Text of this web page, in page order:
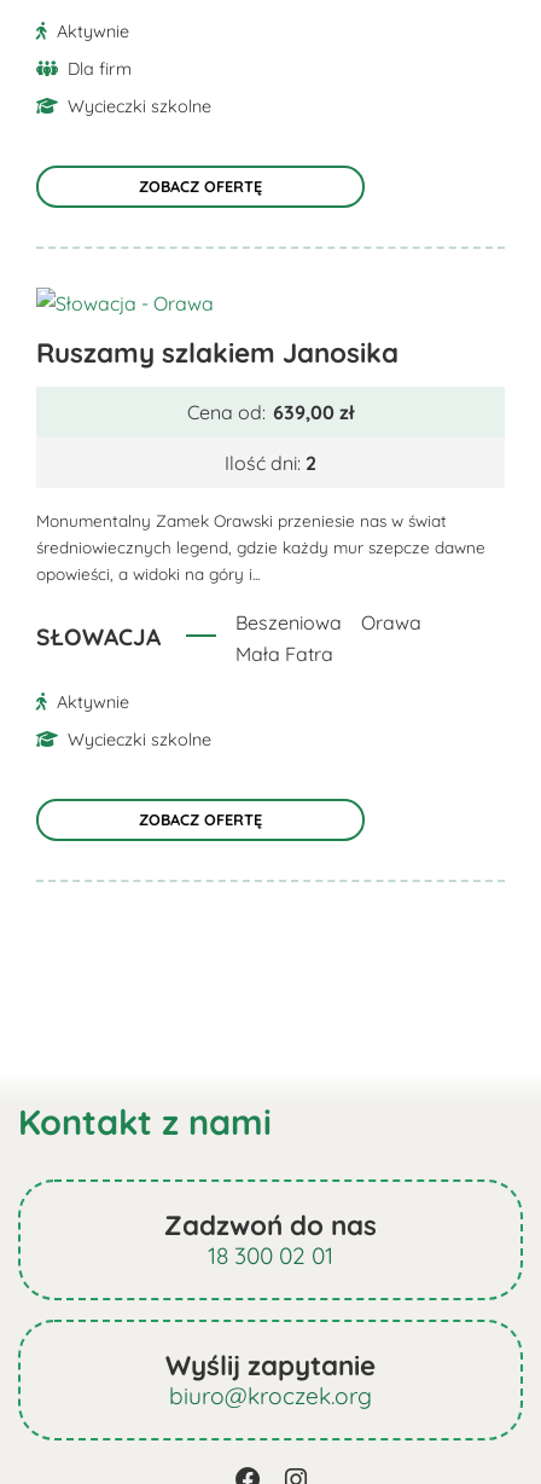
Aktywnie
Dla firm
Wycieczki szkolne
ZOBACZ OFERTĘ
produkt
można
wybrać
na
produktu
Ruszamy szlakiem Janosika
Cena od: 639,00zł
Ilość dni: 2
Monumentalny Zamek Orawski przeniesie nas w świat
średniowiecznych legend, gdzie każdy mur szepcze dawne
opowieści, a widoki na góry i...
SŁOWACJA
Beszeniowa
Orawa
Mała Fatra
Aktywnie
Wycieczki szkolne
ZOBACZ OFERTĘ
Kontakt z nami
Zadzwoń do nas
18 300 02 01
Wyślij zapytanie
biuro@kroczek.org